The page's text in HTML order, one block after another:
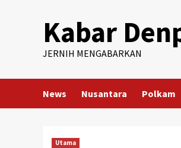
Kabar
JERNIH MENGABARKAN
News Nusantara Polkam
Utama